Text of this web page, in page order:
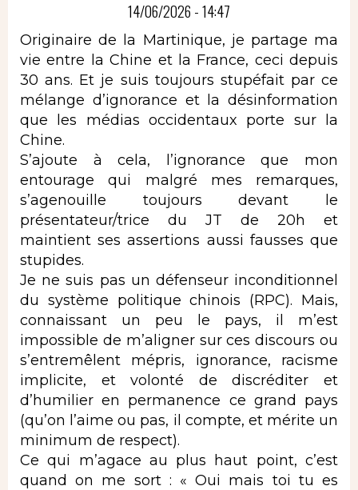
14/06/2026 - 14:47
Originaire de la Martinique, je partage ma
vie entre la Chine et la France, ceci depuis
30 ans. Et je suis toujours stupéfait par ce
mélange d’ignorance et la désinformation
que les médias occidentaux porte sur la
Chine.
S’ajoute à cela, l’ignorance que mon
entourage qui malgré mes remarques,
s’agenouille toujours devant le
présentateur/trice du JT de 20h et
maintient ses assertions aussi fausses que
stupides.
Je ne suis pas un défenseur inconditionnel
du système politique chinois (RPC). Mais,
connaissant un peu le pays, il m’est
impossible de m’aligner sur ces discours ou
s’entremêlent mépris, ignorance, racisme
implicite, et volonté de discréditer et
d’humilier en permanence ce grand pays
(qu’on l’aime ou pas, il compte, et mérite un
minimum de respect).
Ce qui m’agace au plus haut point, c’est
quand on me sort : « Oui mais toi tu es